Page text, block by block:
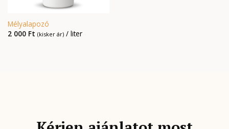
Mélyalapozó
2 000 Ft (kisker ár)/ liter